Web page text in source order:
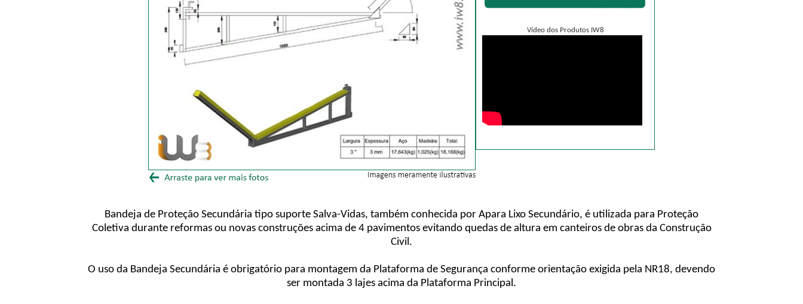
Vídeo dos Produtos IW8
Bandeja de Proteção Secundária tipo suporte Salva-Vidas, também conhecida por Apara Lixo Secundário, é utilizada para Proteção
Coletiva durante reformas ou novas construções acima de 4 pavimentos evitando quedas de altura em canteiros de obras da Construção
Civil.
O uso da Bandeja Secundária é obrigatório para montagem da Plataforma de Segurança conforme orientação exigida pela NR18, devendo
ser montada 3 lajes acima da Plataforma Principal.